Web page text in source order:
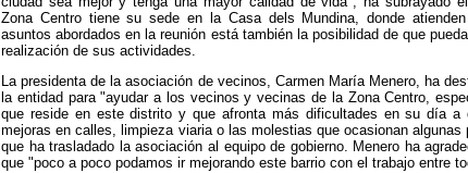
Zona Centro tiene su sede en la Casa dels Mundina, donde
asuntos abordados en la reunión está también la posibilidad de que
realización de sus actividades.
La presidenta de la asociación de vecinos, Carmen María Menero, ha
la entidad para "ayudar a los vecinos y vecinas de la Zona Centro,
que reside en este distrito y que afronta más dificultades en su día
mejoras en calles, limpieza viaria o las molestias que ocasionan
que ha trasladado la asociación al equipo de gobierno. Menero ha
que "poco a poco podamos ir mejorando este barrio con el trabajo entre